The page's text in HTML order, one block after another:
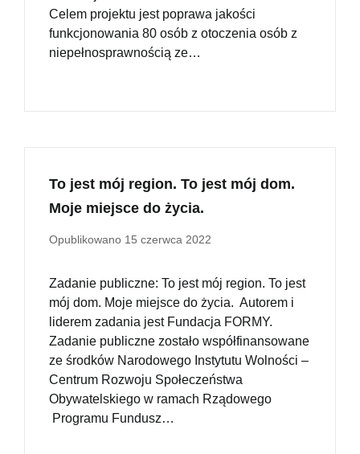
Celem projektu jest poprawa jakości
funkcjonowania 80 osób z otoczenia osób z
niepełnosprawnością ze…
To jest mój region. To jest mój dom.
Moje miejsce do życia.
Opublikowano 15 czerwca 2022
Zadanie publiczne: To jest mój region. To jest
mój dom. Moje miejsce do życia. Autorem i
liderem zadania jest Fundacja FORMY.
Zadanie publiczne zostało współfinansowane
ze środków Narodowego Instytutu Wolności –
Centrum Rozwoju Społeczeństwa
Obywatelskiego w ramach Rządowego
Programu Fundusz…